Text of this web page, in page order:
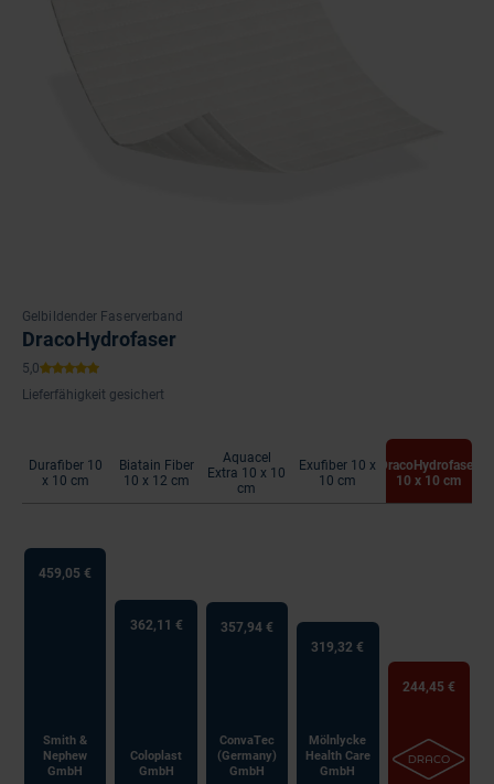
Gelbildender Faserverband
DracoHydrofaser
Lieferfähigkeit gesichert
Durafiber 10
x 10 cm
Biatain Fiber
10 x 12 cm
Aquacel
Extra 10 x 10
cm
Exufiber 10 x
10 cm
DracoHydrofaser
10 x 10 cm
459,05 €
Smith &
Nephew
GmbH
362,11 €
Coloplast
GmbH
357,94 €
ConvaTec
(Germany)
GmbH
319,32 €
Mölnlycke
Health Care
GmbH
244,45 €